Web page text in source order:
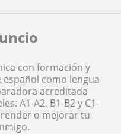
con formación y
español como lengua
acreditada
A1-A2, B1-B2 y C1-
o mejorar tu